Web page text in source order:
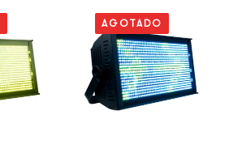
AGOTADO